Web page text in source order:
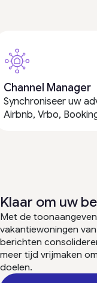
Channel Manager
Synchroniseer uw
Airbnb, Vrbo,
Klaar om uw
Met de
vakantiewoningen
berichten
meer tijd vrijmaken
doelen.